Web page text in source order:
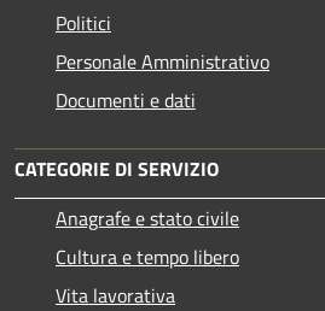
Politici
Personale Amministrativo
Documenti e dati
CATEGORIE DI SERVIZIO
Anagrafe e stato civile
Cultura e tempo libero
Vita lavorativa